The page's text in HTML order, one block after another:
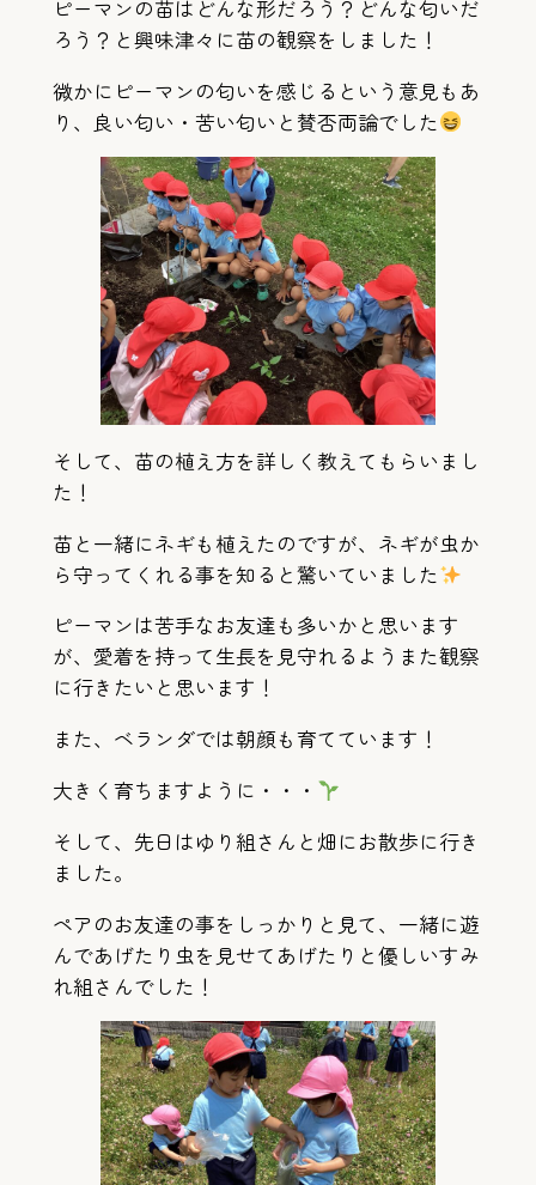
ピーマンの苗はどんな形だろう？どんな匂いだ
ろう？と興味津々に苗の観察をしました！
微かにピーマンの匂いを感じるという意見もあ
り、良い匂い・苦い匂いと賛否両論でした
そして、苗の植え方を詳しく教えてもらいまし
た！
苗と一緒にネギも植えたのですが、ネギが虫か
ら守ってくれる事を知ると驚いていました
ピーマンは苦手なお友達も多いかと思います
が、愛着を持って生長を見守れるようまた観察
に行きたいと思います！
また、ベランダでは朝顔も育てています！
大きく育ちますように・・・
そして、先日はゆり組さんと畑にお散歩に行き
ました。
ペアのお友達の事をしっかりと見て、一緒に遊
んであげたり虫を見せてあげたりと優しいすみ
れ組さんでした！